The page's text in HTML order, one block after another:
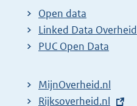
t
e
r
l
Open data
Linked Data Overheid
PUC Open Data
MijnOverheid.nl
E
Rijksoverheid.nl